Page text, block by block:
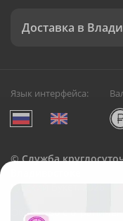
Доставка в
Язык интерфейса:
©Служба
Русский Букет, 2026
Общество с